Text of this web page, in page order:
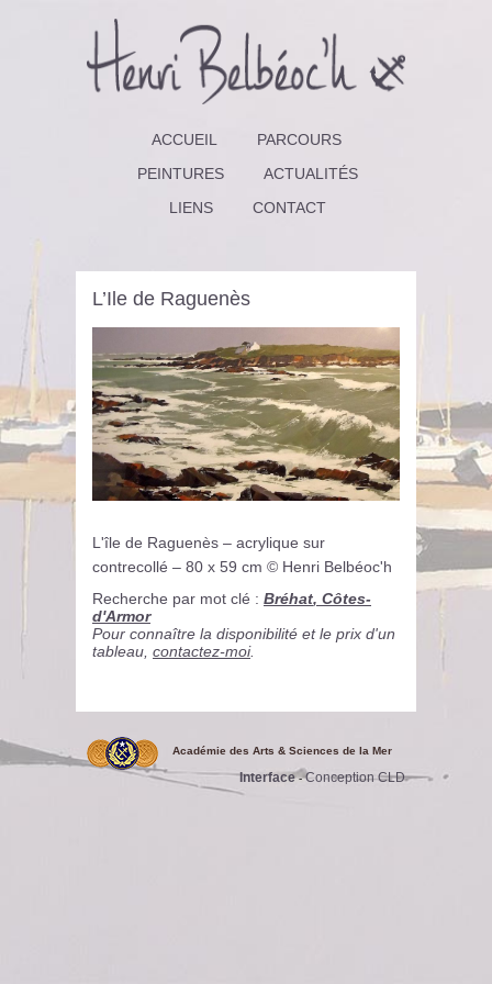
ACCUEIL
PARCOURS
PEINTURES
ACTUALITÉS
LIENS
CONTACT
L’Ile de Raguenès
L'île de Raguenès – acrylique sur
contrecollé – 80 x 59 cm © Henri Belbéoc'h
Recherche par mot clé : Bréhat, Côtes-
d'Armor
Pour connaître la disponibilité et le prix d'un
tableau, contactez-moi.
Académie des Arts & Sciences de la Mer
Interface-Conception CLD